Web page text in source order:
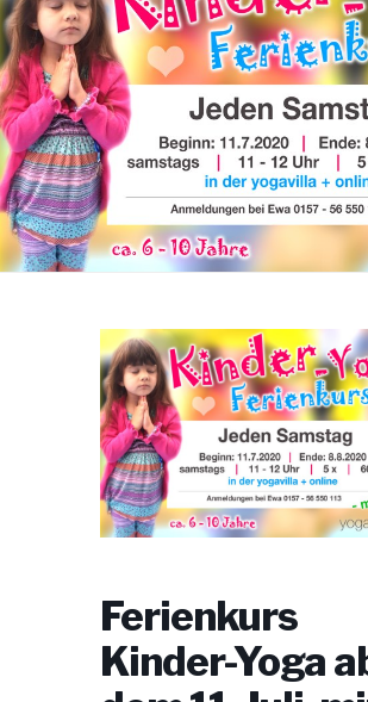
Ferienkurs
Kinder-Yoga